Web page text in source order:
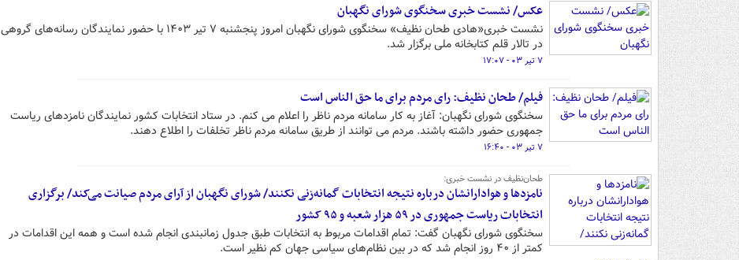
عکس/ نشست خبری سخنگوی شورای نگهبان
نشست خبری«هادی طحان نظیف» سخنگوی شورای نگهبان امروز پنجشنبه ۷ تیر ۱۴۰۳ با حضور نمایندگان رسانه‌های گروهی
در تالار قلم کتابخانه ملی برگزار شد.
۷ تیر ۰۳ - ۱۷:۰۷
فیلم/ طحان نظیف: رای مردم برای ما حق الناس است
سخنگوی شورای نگهبان: آغاز به کار سامانه مردم ناظر را اعلام می کنم. در ستاد انتخابات کشور نمایندگان نامزدهای ریاست
جمهوری حضور داشته باشند. مردم می توانند از طریق سامانه مردم ناظر تخلفات را اطلاع دهند.
۷ تیر ۰۳ - ۱۶:۴۰
طحان‌نظیف در نشست خبری:
نامزدها و هوادارانشان درباره نتیجه انتخابات گمانه‌زنی نکنند/ شورای نگهبان از آرای مردم صیانت می‌کند/ برگزاری
انتخابات ریاست جمهوری در ۵۹ هزار شعبه و ۹۵ کشور
سخنگوی شورای نگهبان گفت: تمام اقدامات مربوط به انتخابات طبق جدول زمانبندی انجام شده است و همه این اقدامات در
کمتر از ۴۰ روز انجام شد که در بین نظام‌های سیاسی جهان کم نظیر است.